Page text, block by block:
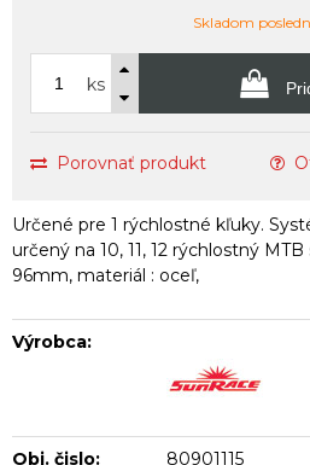
Skladom
ks
Porovnať produkt
Určené pre 1 rýchlostné kľuky.
určený na 10, 11, 12 rýchlostný
96mm, materiál : oceľ,
Výrobca:
Obj. čislo: 80901115